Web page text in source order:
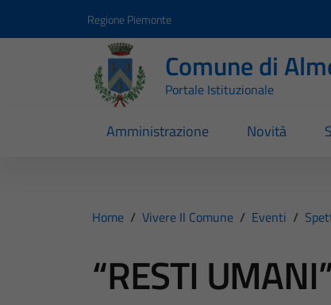
Regione Piemonte
Comune di
Portale Istituzionale
Amministrazione Novità
Home / Vivere Il Comune / Eventi /
“RESTI